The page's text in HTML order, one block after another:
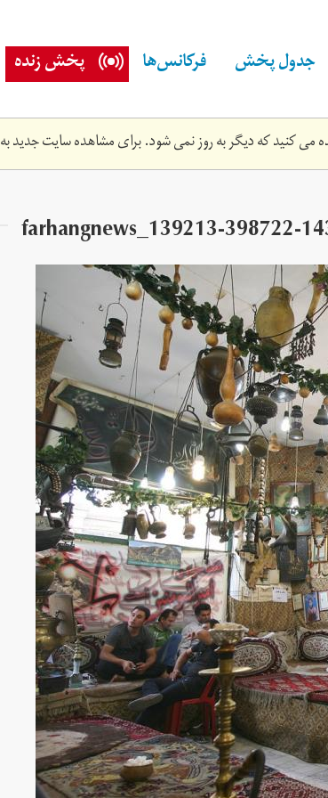
جدول پخش فرکانس‌ها پخش زنده
می کنید که دیگر به روز نمی شود. برای مشاهده سایت جدید به
farhangnews_139213-398722-